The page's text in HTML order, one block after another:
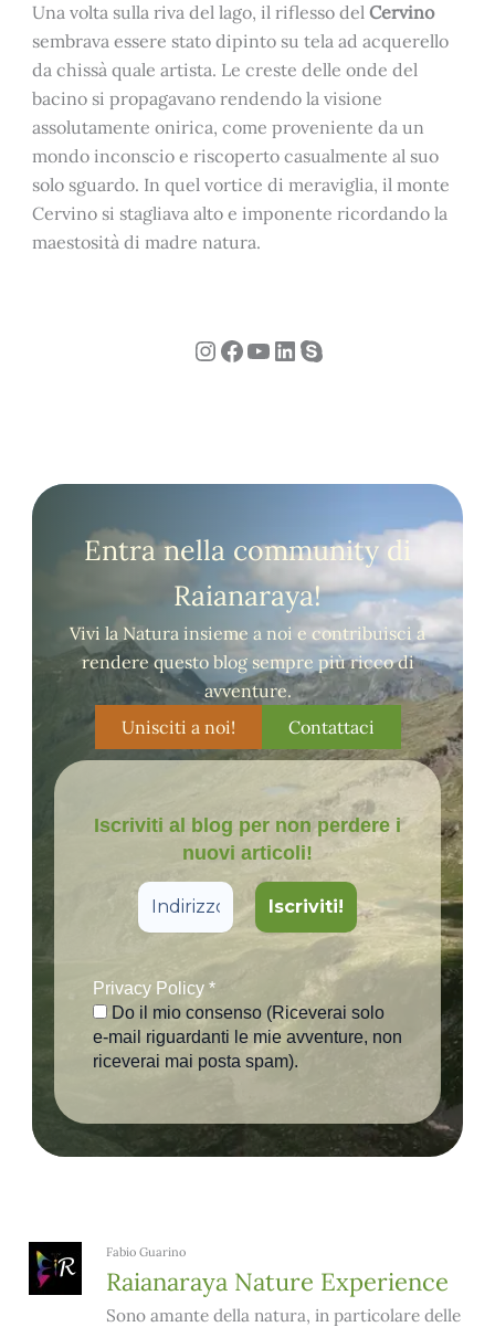
Una volta sulla riva del lago, il riflesso del Cervino
sembrava essere stato dipinto su tela ad acquerello
da chissà quale artista. Le creste delle onde del
bacino si propagavano rendendo la visione
assolutamente onirica, come proveniente da un
mondo inconscio e riscoperto casualmente al suo
solo sguardo. In quel vortice di meraviglia, il monte
Cervino si stagliava alto e imponente ricordando la
maestosità di madre natura.
Instagram
Facebook
YouTube
LinkedIn
Skype
Entra nella community di
Raianaraya!
Vivi la Natura insieme a noi e contribuisci a
rendere questo blog sempre più ricco di
avventure.
Unisciti a noi!
Contattaci
Iscriviti al blog per non perdere i
nuovi articoli!
Privacy Policy *
Do il mio consenso (Riceverai solo
e-mail riguardanti le mie avventure, non
riceverai mai posta spam).
Fabio Guarino
Raianaraya Nature Experience
Sono amante della natura, in particolare delle